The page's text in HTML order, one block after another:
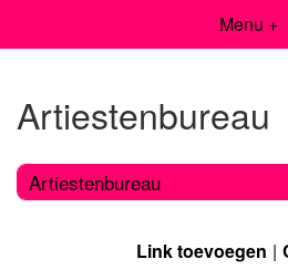
Menu +
Artiestenbureau
Artiestenbureau
Link toevoegen